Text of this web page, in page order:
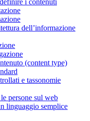
dell’informazione
(content type)
e tassonomie
persone sul web
linguaggio semplice